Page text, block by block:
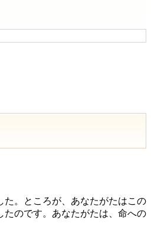
た。ところが、あなたがたはこの
のです。あなたがたは、命への